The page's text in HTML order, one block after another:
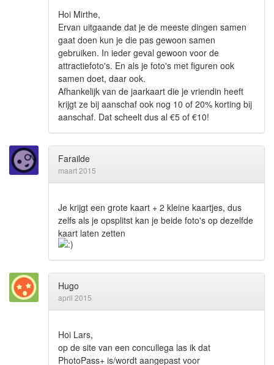
Hoi Mirthe,
Ervan uitgaande dat je de meeste dingen samen
gaat doen kun je die pas gewoon samen
gebruiken. In ieder geval gewoon voor de
attractiefoto's. En als je foto's met figuren ook
samen doet, daar ook.
Afhankelijk van de jaarkaart die je vriendin heeft
krijgt ze bij aanschaf ook nog 10 of 20% korting bij
aanschaf. Dat scheelt dus al €5 of €10!
Farailde
maart 2015
Je krijgt een grote kaart + 2 kleine kaartjes, dus
zelfs als je opsplitst kan je beide foto's op dezelfde
kaart laten zetten
Hugo
april 2015
Hoi Lars,
op de site van een concullega las ik dat
PhotoPass+ is/wordt aangepast voor